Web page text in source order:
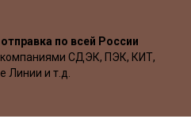
по всей России
компаниями СДЭК, ПЭК, КИТ,
Линии и т.д.